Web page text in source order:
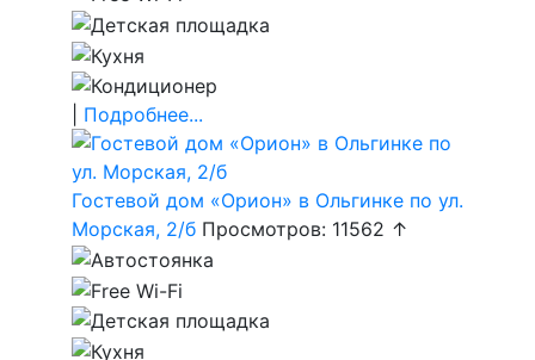
Подробнее...
Гостевой дом «Орион» в Ольгинке по ул.
Морская, 2/б Просмотров: 11562 ↑